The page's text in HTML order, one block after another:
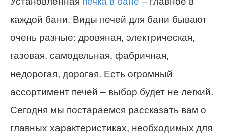
каждой бани. Виды печей для бани бывают
очень разные: дровяная, электрическая,
газовая, самодельная, фабричная,
недорогая, дорогая. Есть огромный
ассортимент печей – выбор будет не легкий.
Сегодня мы постараемся рассказать вам о
главных характеристиках, необходимых для